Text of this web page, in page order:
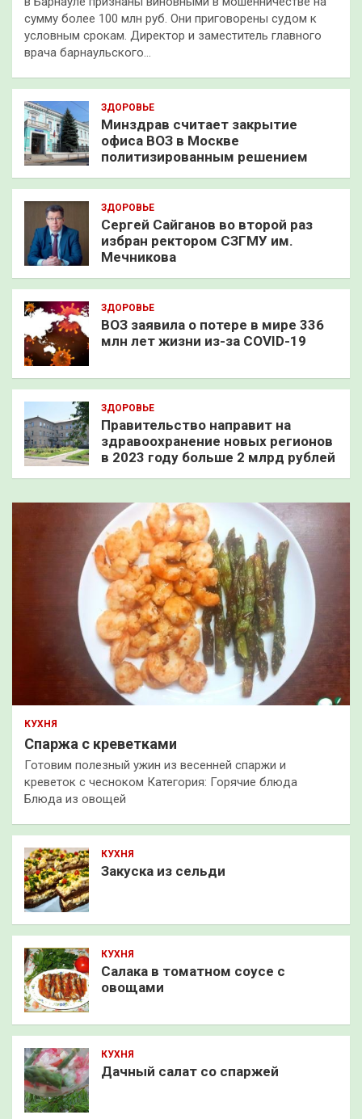
сумму более 100 млн руб. Они приговорены судом к
условным срокам. Директор и заместитель главного
врача барнаульского…
ЗДОРОВЬЕ
Минздрав считает закрытие
офиса ВОЗ в Москве
политизированным решением
ЗДОРОВЬЕ
Сергей Сайганов во второй раз
избран ректором СЗГМУ им.
Мечникова
ЗДОРОВЬЕ
ВОЗ заявила о потере в мире 336
млн лет жизни из-за COVID-19
ЗДОРОВЬЕ
Правительство направит на
здравоохранение новых регионов
в 2023 году больше 2 млрд рублей
КУХНЯ
Спаржа с креветками
Готовим полезный ужин из весенней спаржи и
креветок с чесноком Категория: Горячие блюда
Блюда из овощей
КУХНЯ
Закуска из сельди
КУХНЯ
Салака в томатном соусе с
овощами
КУХНЯ
Дачный салат со спаржей